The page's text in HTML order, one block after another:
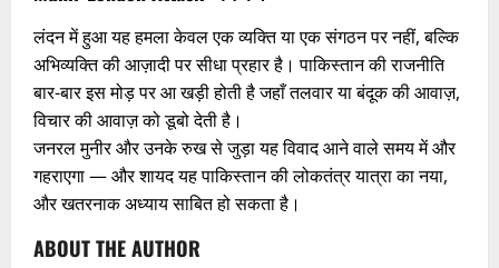
लंदन में हुआ यह हमला केवल एक व्यक्ति या एक संगठन पर नहीं, बल्कि
अभिव्यक्ति की आज़ादी पर सीधा प्रहार है। पाकिस्तान की राजनीति
बार-बार इस मोड़ पर आ खड़ी होती है जहाँ तलवार या बंदूक की आवाज़,
विचार की आवाज़ को डूबो देती है।
जनरल मुनीर और उनके रुख से जुड़ा यह विवाद आने वाले समय में और
गहराएगा — और शायद यह पाकिस्तान की लोकतंत्र यात्रा का नया,
और खतरनाक अध्याय साबित हो सकता है।
ABOUT THE AUTHOR